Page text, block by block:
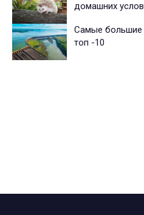
домашних
Самые большие
топ -10